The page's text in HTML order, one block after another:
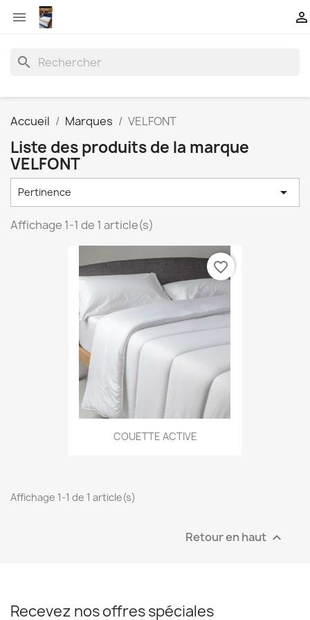
 
search
Accueil Marques VELFONT
Liste des produits de la marque
VELFONT
Pertinence 
Affichage 1-1 de 1 article(s)
COUETTE ACTIVE
favorite_border
Affichage 1-1 de 1 article(s)
Retour en haut 
Recevez nos offres spéciales